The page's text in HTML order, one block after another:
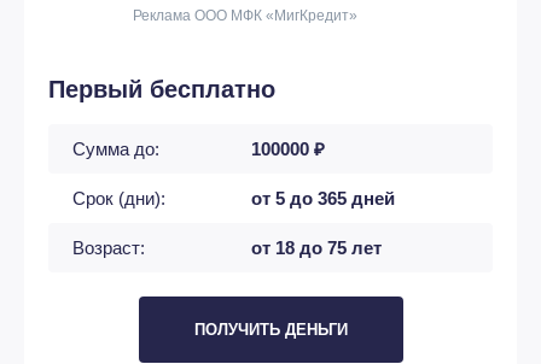
Реклама ООО МФК «МигКредит»
Первый бесплатно
Сумма до: 100000 ₽
Срок (дни): от 5 до 365 дней
Возраст: от 18 до 75 лет
ПОЛУЧИТЬ ДЕНЬГИ